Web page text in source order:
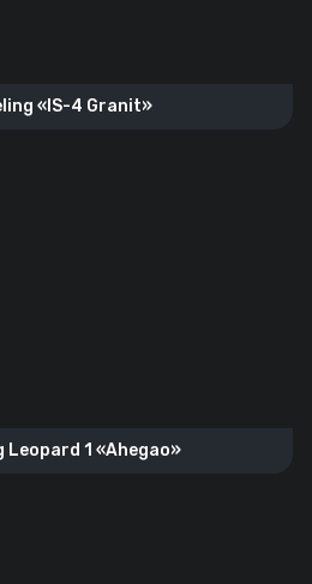
«IS-4 Granit»
Leopard 1 «Ahegao»